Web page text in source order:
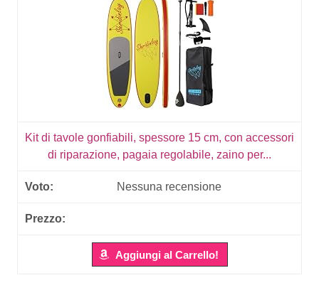
Kit di tavole gonfiabili, spessore 15 cm, con accessori
di riparazione, pagaia regolabile, zaino per...
Nessuna recensione
Aggiungi al Carrello!